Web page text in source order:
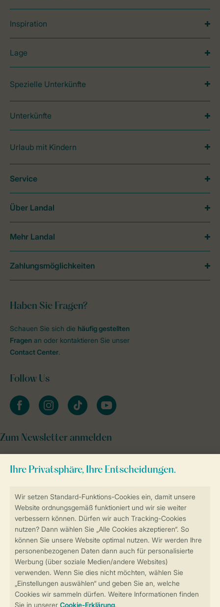
Sicherstellung Deiner Privatsphäre
Sicher und schnell zur Online-Buchung
Sichere Datenübertragung
Sicheres Bezahlen
Inspiration
Lage
Spezielle Unterkünfte
Unterkünfte
Urlaub mit Kindern
Haben Sie Fragen?
Schauen Sie sich die häufig gestellten
Fragen an oder kontaktieren Sie unser
Contact Center.
Follow Us
facebookinstagramtiktok youtube
Zum Newsletter anmelden
Service
Über Landal
Mehr Landal
Zahlungsmöglichkeiten